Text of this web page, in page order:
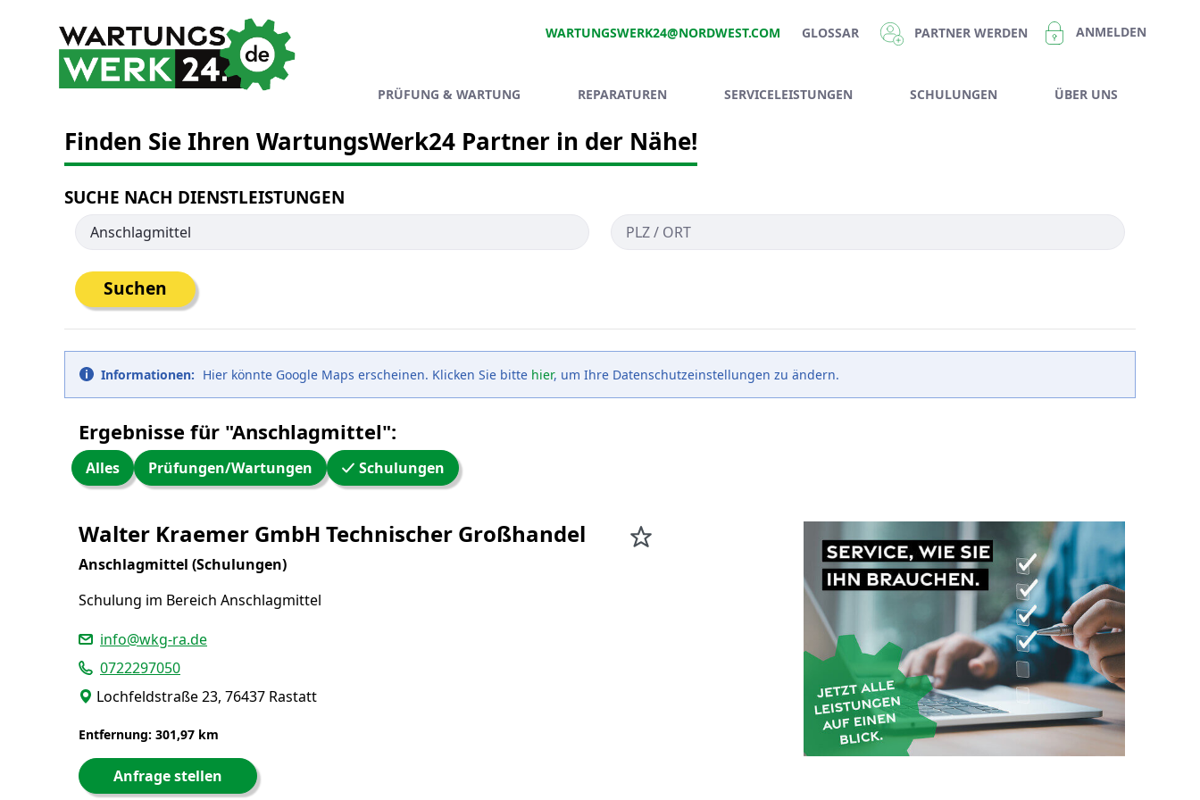
WARTUNGSWERK24@NORDWEST.COM GLOSSAR PARTNER WERDEN ANMELDEN
PRÜFUNG & WARTUNG REPARATUREN SERVICELEISTUNGEN SCHULUNGEN ÜBER UNS
Finden Sie Ihren WartungsWerk24 Partner in der Nähe!
SUCHE NACH DIENSTLEISTUNGEN
Suchen
Informationen: Hier könnte Google Maps erscheinen. Klicken Sie bitte hier, um Ihre Datenschutzeinstellungen zu ändern.
Ergebnisse für "Anschlagmittel":
Alles Prüfungen/Wartungen Schulungen
Walter Kraemer GmbH Technischer Großhandel
Anschlagmittel (Schulungen)
Schulung im Bereich Anschlagmittel
info@wkg-ra.de
0722297050
Lochfeldstraße 23, 76437 Rastatt
Entfernung: 301,97 km
Anfrage stellen